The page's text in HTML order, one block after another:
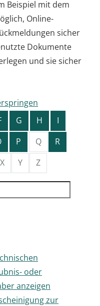
Beispiel mit dem
Online-
sicher
Dokumente
und sie sicher
G H
I
P Q
R
X Y Z
oder
anzeigen
zur